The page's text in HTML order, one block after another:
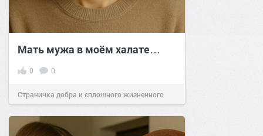
Мать мужа в моём халате…
0 0
Страничка добра и сплошного жизненного
позитива!15:4008 сен 2025